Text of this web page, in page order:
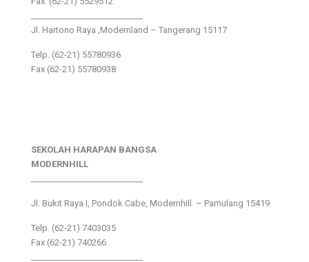
Jl. Hartono Raya ,Modernland – Tangerang 15117
Telp. (62-21) 55780936
Fax (62-21) 55780938
SEKOLAH HARAPAN BANGSA
MODERNHILL
Jl. Bukit Raya I, Pondok Cabe, Modernhill – Pamulang 15419
Telp. (62-21) 7403035
Fax (62-21) 740266